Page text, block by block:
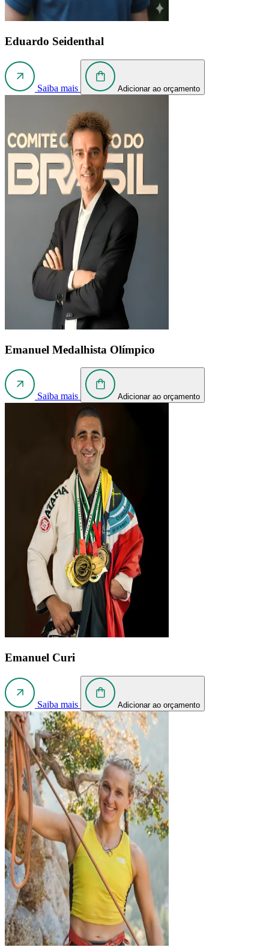
Eduardo Seidenthal
Saiba mais Adicionar ao orçamento
Emanuel Medalhista Olímpico
Saiba mais Adicionar ao orçamento
Emanuel Curi
Saiba mais Adicionar ao orçamento